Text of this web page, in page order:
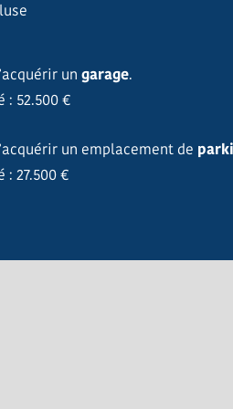
un garage.
: 52.500 €
un emplacement de
: 27.500 €